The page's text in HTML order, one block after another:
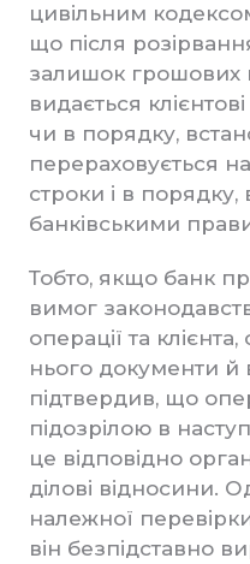
цивільним
що після
залишок грошових
видається
чи в порядку,
перераховується
строки і в порядку,
банківськими
Тобто, якщо банк
вимог
операції та
нього документи й
підтвердив, що
підозрілою в
це відповідно
ділові відносини.
належної
він безпідставно